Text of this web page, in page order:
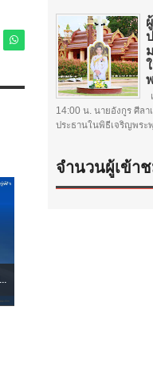
14:00 น. นายอังกูร ศีลา
ประธานในพิธีเจริญพระ
จำนวนผู้เข้า